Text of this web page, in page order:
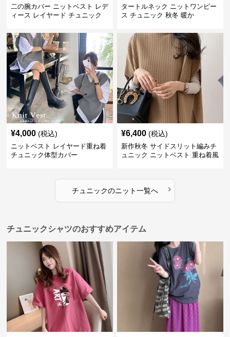
二の腕カバー ニットベスト レデ
ィース レイヤード チュニック
タートルネック ニットワンピー
ス チュニック 秋冬 暖か
¥4,000 (税込)
ニットベスト レイヤード重ね着
チュニック体型カバー
¥6,400 (税込)
新作秋冬 サイドスリット編みチ
ュニック ニットベスト 重ね着風
チュニックのニット一覧へ ›
チュニックシャツのおすすめアイテム